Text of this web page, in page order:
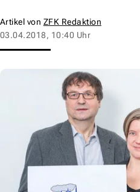
Artikel von ZFK Redaktion
03.04.2018, 10:40 Uhr